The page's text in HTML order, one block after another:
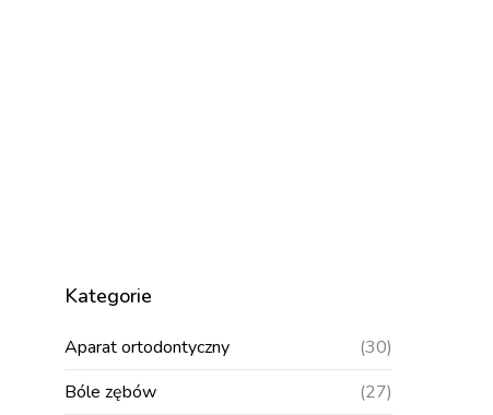
Kategorie
Aparat ortodontyczny
(30)
Bóle zębów
(27)